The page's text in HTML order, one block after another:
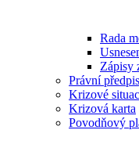
Rada
Zápisy
Právní
Krizové
Krizová karta
Povodňový